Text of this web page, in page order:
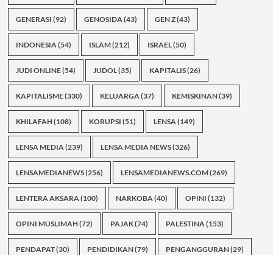
GENERASI (92) GENOSIDA(43) GEN Z(43)
INDONESIA(54) ISLAM(212) ISRAEL(50)
JUDI ONLINE(54) JUDOL(35) KAPITALIS(26)
KAPITALISME(330) KELUARGA(37) KEMISKINAN(39)
KHILAFAH(108) KORUPSI (51) LENSA(149)
LENSA MEDIA(239) LENSA MEDIA NEWS(326)
LENSAMEDIANEWS(256) LENSAMEDIANEWS.COM(269)
LENTERA AKSARA(100) NARKOBA(40) OPINI (132)
OPINI MUSLIMAH(72) PAJAK(74) PALESTINA(153)
PENDAPAT(30) PENDIDIKAN(79) PENGANGGURAN(29)